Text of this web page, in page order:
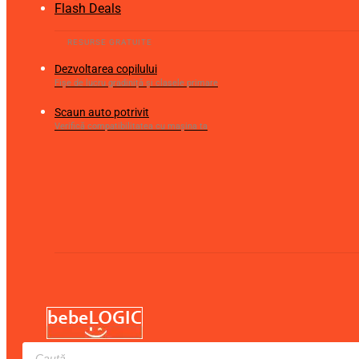
Flash Deals
Dezvoltarea copilului
Fișe de lucru gradiniță și clasele primare
Scaun auto potrivit
Verifică compatibilitatea cu mașina ta
Products